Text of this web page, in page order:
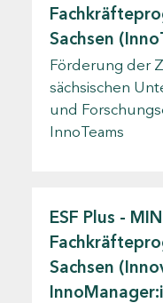
Sachsen
Förderung der
sächsischen
und
InnoTeams
ESF Plus -
Sachsen